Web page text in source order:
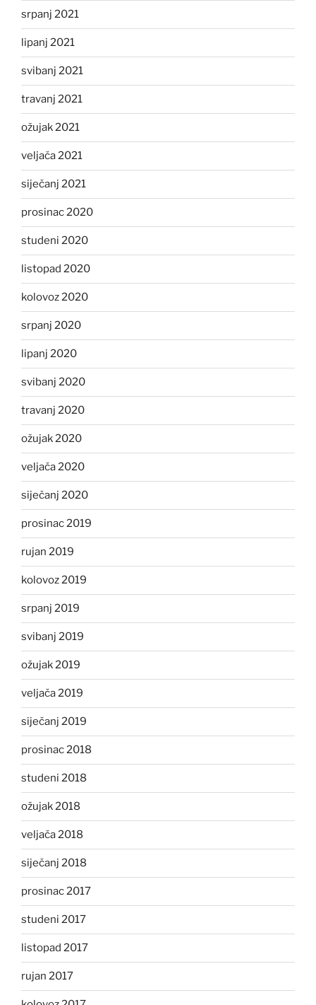
srpanj 2021
lipanj 2021
svibanj 2021
travanj 2021
ožujak 2021
veljača 2021
siječanj 2021
prosinac 2020
studeni 2020
listopad 2020
kolovoz 2020
srpanj 2020
lipanj 2020
svibanj 2020
travanj 2020
ožujak 2020
veljača 2020
siječanj 2020
prosinac 2019
rujan 2019
kolovoz 2019
srpanj 2019
svibanj 2019
ožujak 2019
veljača 2019
siječanj 2019
prosinac 2018
studeni 2018
ožujak 2018
veljača 2018
siječanj 2018
prosinac 2017
studeni 2017
listopad 2017
rujan 2017